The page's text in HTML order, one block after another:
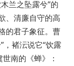
兰之坠露兮”的
、清廉自守的高
的君子象征。曹
，褚沄说它“饮露
南的《蝉》：